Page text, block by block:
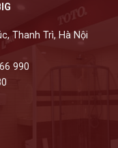
Thanh Trì, Hà Nội
990